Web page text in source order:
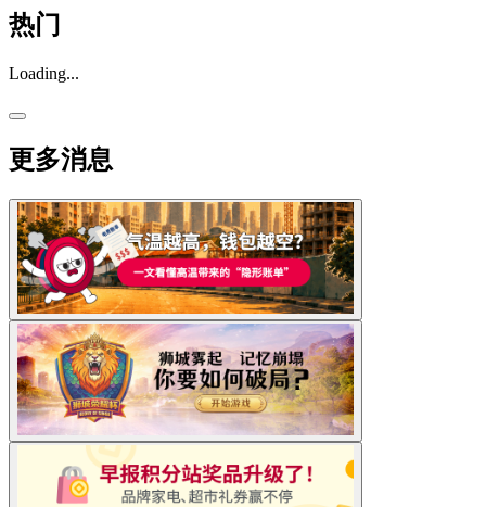
热门
Loading...
更多消息